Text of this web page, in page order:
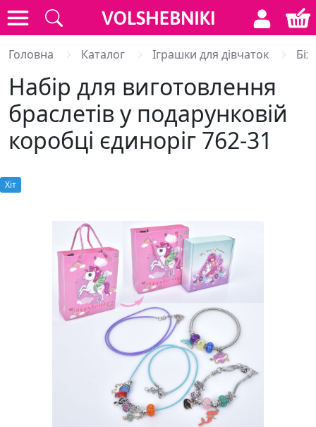
Головна Каталог Іграшки для дівчаток
Набір для виготовлення
браслетів у подарунковій
коробці єдиноріг 762-31
Хiт